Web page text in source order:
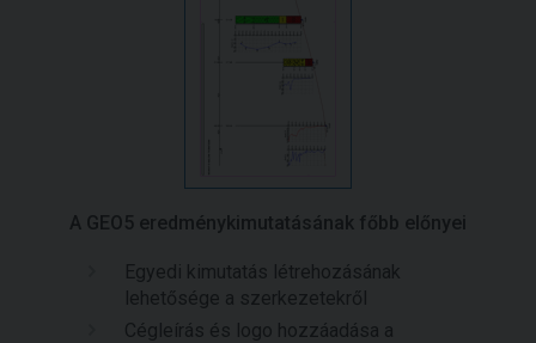
A GEO5 eredménykimutatásának főbb előnyei
Egyedi kimutatás létrehozásának
lehetősége a szerkezetekről
Cégleírás és logo hozzáadása a